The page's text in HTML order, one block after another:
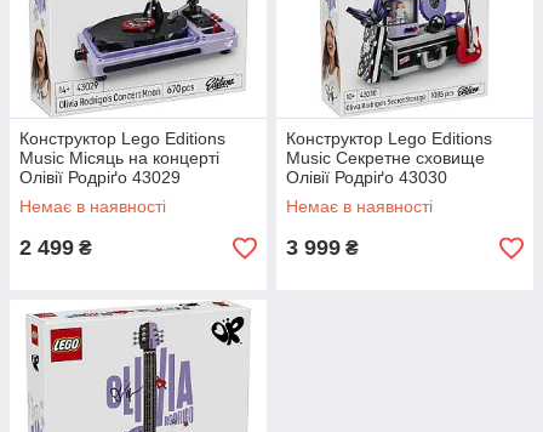
Конструктор Lego Editions
Music Місяць на концерті
Олівії Родріґо 43029
Немає в наявності
2 499 ₴
Конструктор Lego Editions
Music Секретне сховище
Олівії Родріґо 43030
Немає в наявності
3 999 ₴